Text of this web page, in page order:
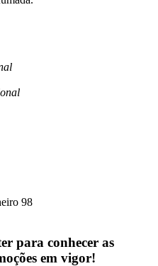
98
para conhecer as
em vigor!